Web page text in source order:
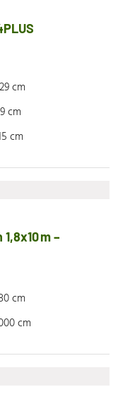
cm
cm
cm
m –
cm
cm